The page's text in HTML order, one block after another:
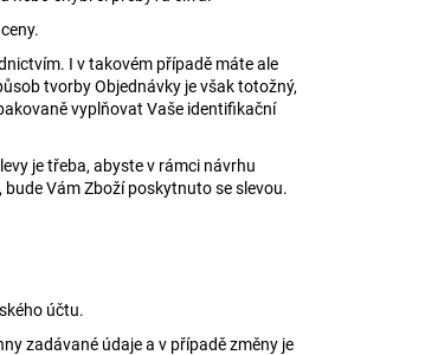
I v takovém případě máte ale
tvorby Objednávky je však totožný,
vyplňovat Vaše identifikační
je třeba, abyste v rámci návrhu
Vám Zboží poskytnuto se slevou.
účtu.
zadávané údaje a v případě změny je